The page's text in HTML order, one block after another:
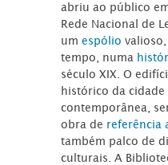
abriu ao público
Rede Nacional de
umespólio
tempo, numa
século XIX. O
histórico da
contemporânea,
obra de referência
também palco de
culturais. A